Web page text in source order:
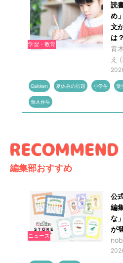
学習・教育
読
め
文
は？
青
え
Gakken 夏休みの宿題 小学生 粟
青木伸生
編集部おすすめ
ニュース
公
編
な
が